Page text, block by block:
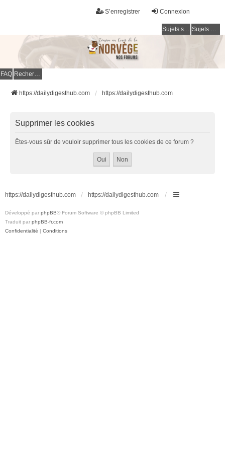
Connexion
S’enregistrer
Sujets sans réponse Sujets actifs
FAQ Rechercher
https://dailydigesthub.com https://dailydigesthub.com
Supprimer les cookies
Êtes-vous sûr de vouloir supprimer tous les cookies de ce forum ?
https://dailydigesthub.com https://dailydigesthub.com
Développé par phpBB® Forum Software © phpBB Limited
Traduit par phpBB-fr.com
Confidentialité | Conditions